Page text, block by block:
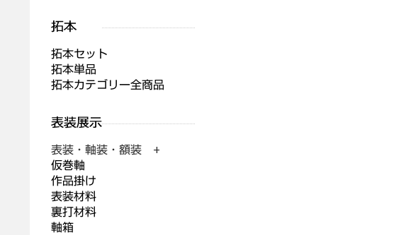
拓本セット
拓本単品
拓本カテゴリー全商品
表装・軸装・額装 +
仮巻軸
作品掛け
表装材料
裏打材料
軸箱